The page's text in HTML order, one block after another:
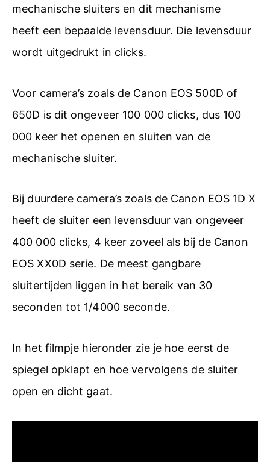
mechanische sluiters en dit mechanisme
heeft een bepaalde levensduur. Die levensduur
wordt uitgedrukt in clicks.
Voor camera’s zoals de Canon EOS 500D of
650D is dit ongeveer 100 000 clicks, dus 100
000 keer het openen en sluiten van de
mechanische sluiter.
Bij duurdere camera’s zoals de Canon EOS 1D X
heeft de sluiter een levensduur van ongeveer
400 000 clicks, 4 keer zoveel als bij de Canon
EOS XX0D serie. De meest gangbare
sluitertijden liggen in het bereik van 30
seconden tot 1/4000 seconde.
In het filmpje hieronder zie je hoe eerst de
spiegel opklapt en hoe vervolgens de sluiter
open en dicht gaat.